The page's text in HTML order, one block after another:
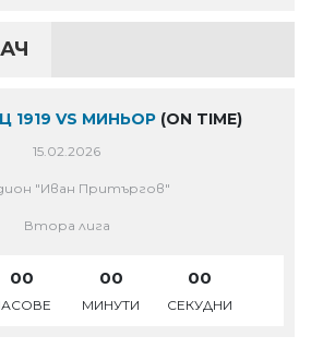
1919 VS МИНЬОР (ON TIME)
15.02.2026
"Иван Притъргов"
Втора лига
00 00
МИНУТИ
00
СЕКУДНИ